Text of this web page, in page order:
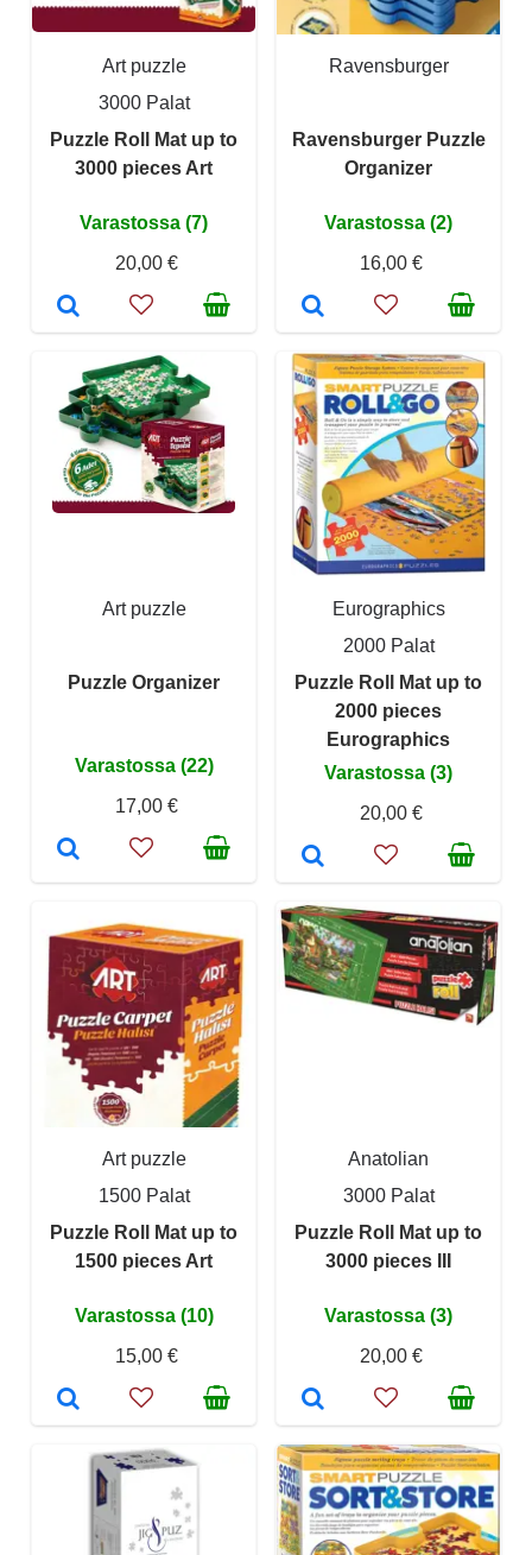
Art puzzle
3000 Palat
Puzzle Roll Mat up to
3000 pieces Art
Varastossa (7)
20,00 €
Ravensburger
Ravensburger Puzzle
Organizer
Varastossa (2)
16,00 €
Art puzzle
Puzzle Organizer
Varastossa (22)
17,00 €
Eurographics
2000 Palat
Puzzle Roll Mat up to
2000 pieces
Eurographics
Varastossa (3)
20,00 €
Art puzzle
1500 Palat
Puzzle Roll Mat up to
1500 pieces Art
Varastossa (10)
15,00 €
Anatolian
3000 Palat
Puzzle Roll Mat up to
3000 pieces III
Varastossa (3)
20,00 €